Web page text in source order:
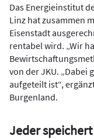
Das Energieinstitut
Linz hat zusammen
Eisenstadt
rentabel wird. „Wir
von der JKU. „Dabei
aufgeteilt ist“,
Burgenland.
Jeder